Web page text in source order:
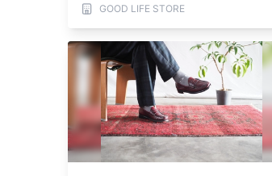
GOOD LIFE STORE